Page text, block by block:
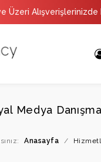
Üzeri Alışverişlerinizde
Medya
Anasayfa /